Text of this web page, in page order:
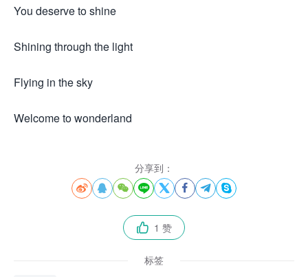
You deserve to shine
Shining through the light
Flying in the sky
Welcome to wonderland
分享到：
       
 1 赞
标签